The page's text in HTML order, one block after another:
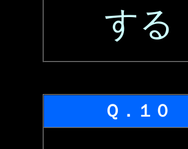
する
Ｑ．１０